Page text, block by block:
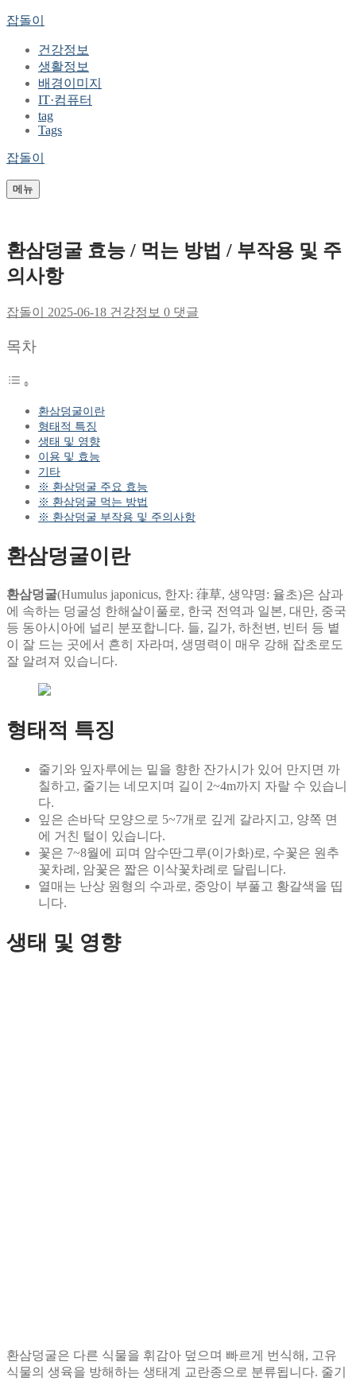
콘
메
닫
잡돌이
건강정보
생활정보
배경이미지
IT·컴퓨터
tag
Tags
잡돌이
메뉴
환삼덩굴 효능 / 먹는 방법 / 부작용 및 주
의사항
잡돌이 2025-06-18 건강정보 0 댓글
목차
환삼덩굴이란
형태적 특징
생태 및 영향
이용 및 효능
기타
※ 환삼덩굴 주요 효능
※ 환삼덩굴 먹는 방법
※ 환삼덩굴 부작용 및 주의사항
환삼덩굴이란
환삼덩굴(Humulus japonicus, 한자: 葎草, 생약명: 율초)은 삼과
에 속하는 덩굴성 한해살이풀로, 한국 전역과 일본, 대만, 중국
등 동아시아에 널리 분포합니다. 들, 길가, 하천변, 빈터 등 볕
이 잘 드는 곳에서 흔히 자라며, 생명력이 매우 강해 잡초로도
잘 알려져 있습니다.
형태적 특징
줄기와 잎자루에는 밑을 향한 잔가시가 있어 만지면 까
칠하고, 줄기는 네모지며 길이 2~4m까지 자랄 수 있습니
다.
잎은 손바닥 모양으로 5~7개로 깊게 갈라지고, 양쪽 면
에 거친 털이 있습니다.
꽃은 7~8월에 피며 암수딴그루(이가화)로, 수꽃은 원추
꽃차례, 암꽃은 짧은 이삭꽃차례로 달립니다.
열매는 난상 원형의 수과로, 중앙이 부풀고 황갈색을 띱
니다.
생태 및 영향
환삼덩굴은 다른 식물을 휘감아 덮으며 빠르게 번식해, 고유
식물의 생육을 방해하는 생태계 교란종으로 분류됩니다. 줄기